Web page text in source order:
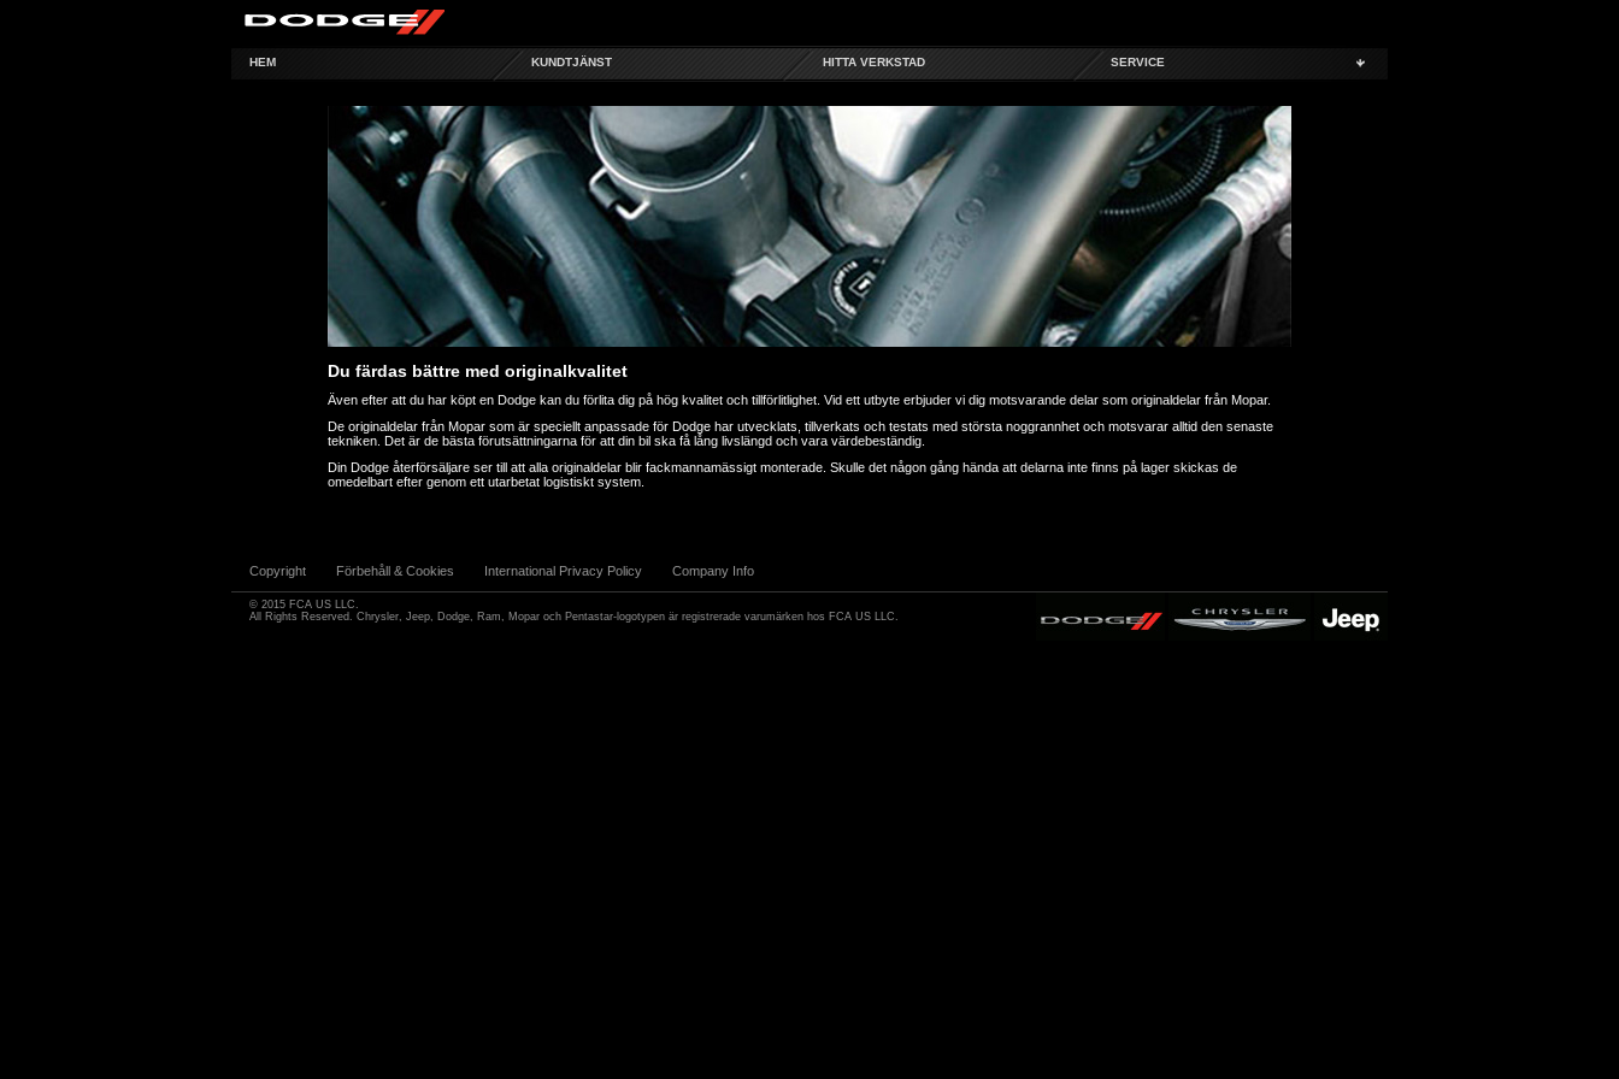
HEM KUNDTJÄNST HITTA VERKSTAD SERVICE
Du färdas bättre med originalkvalitet
Även efter att du har köpt en Dodge kan du förlita dig på hög kvalitet och tillförlitlighet. Vid ett utbyte erbjuder vi dig motsvarande delar som originaldelar från Mopar.
De originaldelar från Mopar som är speciellt anpassade för Dodge har utvecklats, tillverkats och testats med största noggrannhet och motsvarar alltid den senaste
tekniken. Det är de bästa förutsättningarna för att din bil ska få lång livslängd och vara värdebeständig.
Din Dodge återförsäljare ser till att alla originaldelar blir fackmannamässigt monterade. Skulle det någon gång hända att delarna inte finns på lager skickas de
omedelbart efter genom ett utarbetat logistiskt system.
Copyright Förbehåll & Cookies International Privacy Policy Company Info
© 2015 FCA US LLC.
All Rights Reserved. Chrysler, Jeep, Dodge, Ram, Mopar och Pentastar-logotypen är registrerade varumärken hos FCA US LLC.